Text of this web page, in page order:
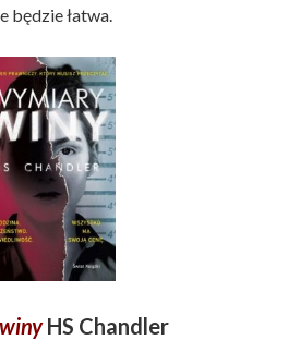
będzie łatwa.
HS Chandler